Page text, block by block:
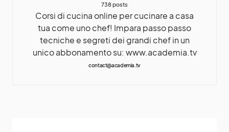
738 posts
Corsi di cucina online per cucinare a casa
tua come uno chef! Impara passo passo
tecniche e segreti dei grandi chef in un
unico abbonamento su: www.academia.tv
contact@academia.tv